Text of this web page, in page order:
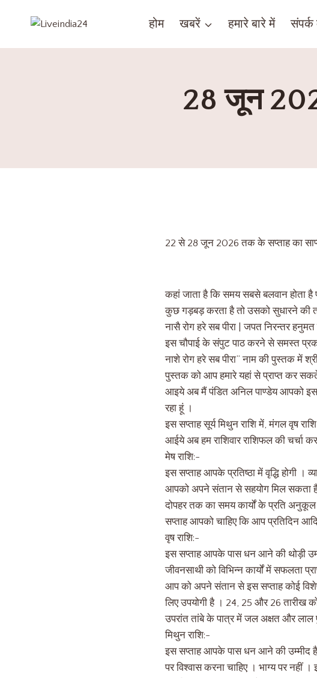
होम खबरें हमारे बारे में
28 जून
22 से 28 जून 2026 तक के सप्ताह का
कहां जाता है कि समय सबसे बलवान होता
कुछ गड़बड़ करता है तो उसको सुधारने की
नासै रोग हरे सब पीरा | जपत निरन्तर हनुमत
इस चौपाई के संपुट पाठ करने से समस्त
नाशे रोग हरे सब पीरा” नाम की पुस्तक में
पुस्तक को आप हमारे यहां से प्राप्त कर
आइये अब मैं पंडित अनिल पाण्डेय आपको
रहा हूं ।
इस सप्ताह सूर्य मिथुन राशि में, मंगल वृष
आईये अब हम राशिवार राशिफल की चर्चा
मेष राशि:-
इस सप्ताह आपके प्रतिष्ठा में वृद्धि होगी ।
आपको अपने संतान से सहयोग मिल सकता
दोपहर तक का समय कार्यों के प्रति अनुकूल
सप्ताह आपको चाहिए कि आप प्रतिदिन
वृष राशि:-
इस सप्ताह आपके पास धन आने की थोड़ी
जीवनसाथी को विभिन्न कार्यों में सफलता
आप को अपने संतान से इस सप्ताह कोई
लिए उपयोगी है । 24, 25 और 26 तारीख
उपरांत तांबे के पात्र में जल अक्षत और
मिथुन राशि:-
इस सप्ताह आपके पास धन आने की उम्मीद
पर विश्वास करना चाहिए । भाग्य पर